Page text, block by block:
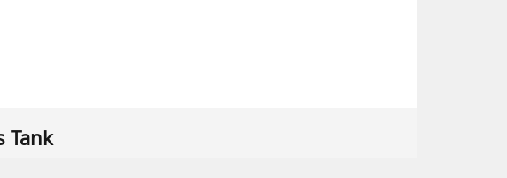
Tank